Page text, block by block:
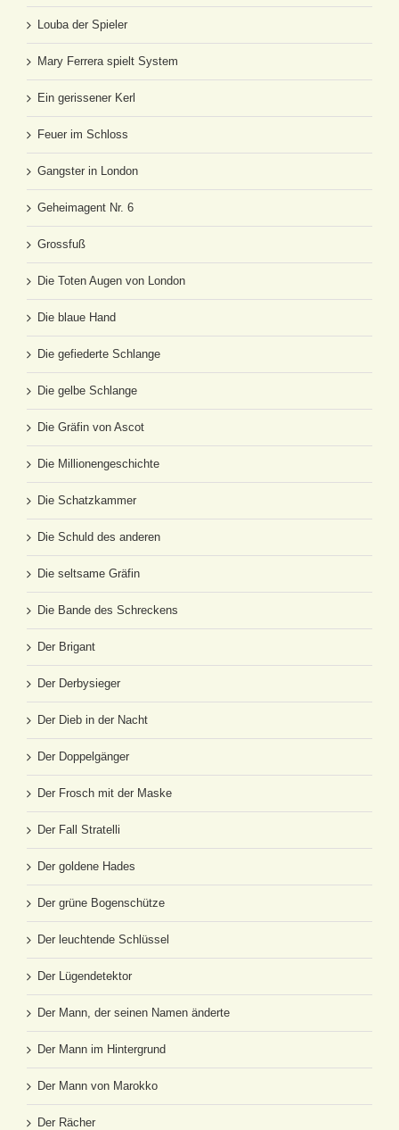
Louba der Spieler
Mary Ferrera spielt System
Ein gerissener Kerl
Feuer im Schloss
Gangster in London
Geheimagent Nr. 6
Grossfuß
Die Toten Augen von London
Die blaue Hand
Die gefiederte Schlange
Die gelbe Schlange
Die Gräfin von Ascot
Die Millionengeschichte
Die Schatzkammer
Die Schuld des anderen
Die seltsame Gräfin
Die Bande des Schreckens
Der Brigant
Der Derbysieger
Der Dieb in der Nacht
Der Doppelgänger
Der Frosch mit der Maske
Der Fall Stratelli
Der goldene Hades
Der grüne Bogenschütze
Der leuchtende Schlüssel
Der Lügendetektor
Der Mann, der seinen Namen änderte
Der Mann im Hintergrund
Der Mann von Marokko
Der Rächer